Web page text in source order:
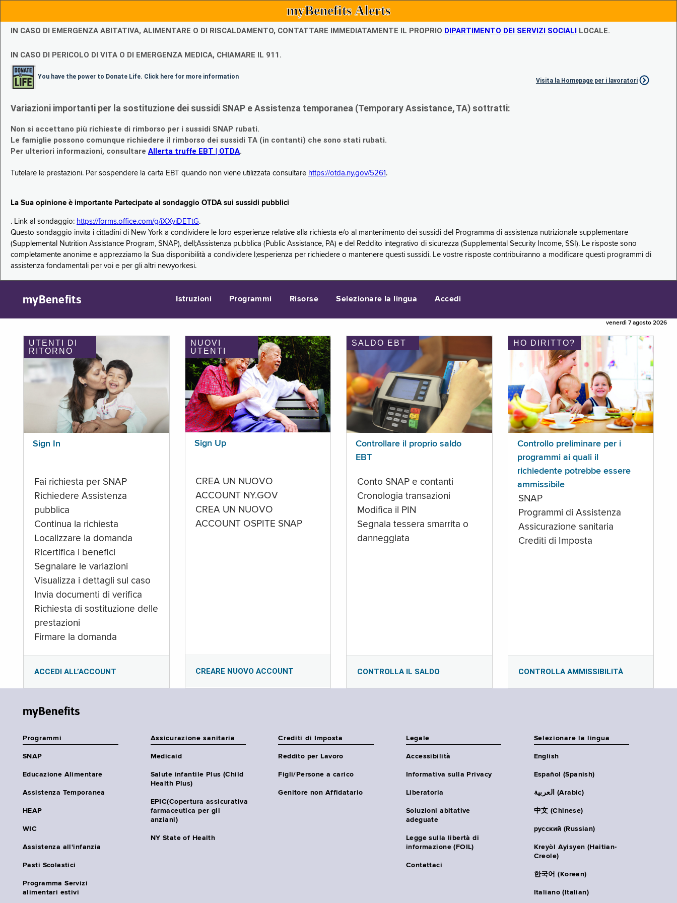
myBenefits Alerts
IN CASO DI EMERGENZA ABITATIVA, ALIMENTARE O DI RISCALDAMENTO, CONTATTARE IMMEDIATAMENTE IL PROPRIO DIPARTIMENTO DEI SERVIZI SOCIALI LOCALE.
IN CASO DI PERICOLO DI VITA O DI EMERGENZA MEDICA, CHIAMARE IL 911.
You have the power to Donate Life. Click here for more information
Visita la Homepage per i lavoratori
Variazioni importanti per la sostituzione dei sussidi SNAP e Assistenza temporanea (Temporary Assistance, TA) sottratti:
Non si accettano più richieste di rimborso per i sussidi SNAP rubati.
Le famiglie possono comunque richiedere il rimborso dei sussidi TA (in contanti) che sono stati rubati.
Per ulteriori informazioni, consultare Allerta truffe EBT | OTDA.
Tutelare le prestazioni. Per sospendere la carta EBT quando non viene utilizzata consultare https://otda.ny.gov/5261 .
La Sua opinione è importante Partecipate al sondaggio OTDA sui sussidi pubblici
. Link al sondaggio: https://forms.office.com/g/iXXyiDETtG.
Questo sondaggio invita i cittadini di New York a condividere le loro esperienze relative alla richiesta e/o al mantenimento dei sussidi del Programma di assistenza nutrizionale supplementare
(Supplemental Nutrition Assistance Program, SNAP), dell;Assistenza pubblica (Public Assistance, PA) e del Reddito integrativo di sicurezza (Supplemental Security Income, SSI). Le risposte sono
completamente anonime e apprezziamo la Sua disponibilità a condividere l;esperienza per richiedere o mantenere questi sussidi. Le vostre risposte contribuiranno a modificare questi programmi di
assistenza fondamentali per voi e per gli altri newyorkesi.
myBenefits Istruzioni Programmi Risorse Selezionare la lingua Accedi
venerdì 7 agosto 2026
UTENTI DI
RITORNO
Sign In
Fai richiesta per SNAP
Richiedere Assistenza
pubblica
Continua la richiesta
Localizzare la domanda
Ricertifica i benefici
Segnalare le variazioni
Visualizza i dettagli sul caso
Invia documenti di verifica
Richiesta di sostituzione delle
prestazioni
Firmare la domanda
ACCEDI ALL’ACCOUNT
NUOVI
UTENTI
Sign Up
CREA UN NUOVO
ACCOUNT NY.GOV
CREA UN NUOVO
ACCOUNT OSPITE SNAP
CREARE NUOVO ACCOUNT
SALDO EBT
Controllare il proprio saldo
EBT
Conto SNAP e contanti
Cronologia transazioni
Modifica il PIN
Segnala tessera smarrita o
danneggiata
CONTROLLA IL SALDO
HO DIRITTO?
Controllo preliminare per i
programmi ai quali il
richiedente potrebbe essere
ammissibile
SNAP
Programmi di Assistenza
Assicurazione sanitaria
Crediti di Imposta
CONTROLLA AMMISSIBILITÀ
myBenefits
Programmi
SNAP
Educazione Alimentare
Assistenza Temporanea
HEAP
WIC
Assistenza all'infanzia
Pasti Scolastici
Programma Servizi
alimentari estivi
Assicurazione sanitaria
Medicaid
Salute infantile Plus (Child
Health Plus)
EPIC(Copertura assicurativa
farmaceutica per gli
anziani)
NY State of Health
Crediti di Imposta
Reddito per Lavoro
Figli/Persone a carico
Genitore non Affidatario
Legale
Accessibilità
Informativa sulla Privacy
Liberatoria
Soluzioni abitative
adeguate
Legge sulla libertà di
informazione (FOIL)
Contattaci
Selezionare la lingua
English
Español (Spanish)
العربية (Arabic)
中文 (Chinese)
русский (Russian)
Kreyòl Ayisyen (Haitian-
Creole)
한국어 (Korean)
Italiano (Italian)